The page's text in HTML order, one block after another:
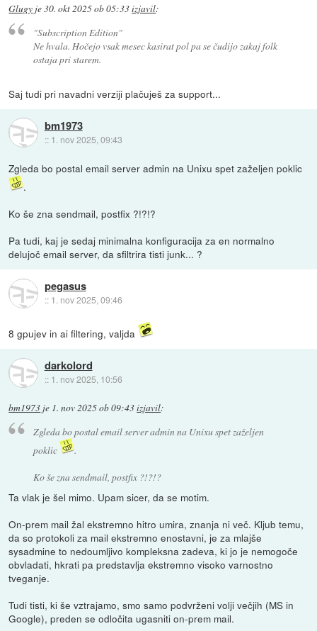
Glugy je30. okt 2025 ob 05:33izjavil:
"Subscription Edition"
Ne hvala. Hočejo vsak mesec kasirat pol pa se čudijo zakaj folk
ostaja pri starem.
Saj tudi pri navadni verziji plačuješ za support...
bm1973
:: 1. nov 2025, 09:43
Zgleda bo postal email server admin na Unixu spet zaželjen poklic
.
Ko še zna sendmail, postfix ?!?!?
Pa tudi, kaj je sedaj minimalna konfiguracija za en normalno
delujoč email server, da sfiltrira tisti junk... ?
pegasus
:: 1. nov 2025, 09:46
8 gpujev in ai filtering, valjda
darkolord
:: 1. nov 2025, 10:56
bm1973 je 1. nov 2025 ob 09:43izjavil:
Zgleda bo postal email server admin na Unixu spet zaželjen
poklic
.
Ko še zna sendmail, postfix ?!?!?
Ta vlak je šel mimo. Upam sicer, da se motim.
On-prem mail žal ekstremno hitro umira, znanja ni več. Kljub temu,
da so protokoli za mail ekstremno enostavni, je za mlajše
sysadmine to nedoumljivo kompleksna zadeva, ki jo je nemogoče
obvladati, hkrati pa predstavlja ekstremno visoko varnostno
tveganje.
Tudi tisti, ki še vztrajamo, smo samo podvrženi volji večjih (MS in
Google), preden se odločita ugasniti on-prem mail.